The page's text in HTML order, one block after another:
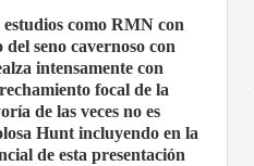
como RMN con
seno cavernoso con
intensamente con
focal de la
de las veces no es
Hunt incluyendo en la
de esta presentación